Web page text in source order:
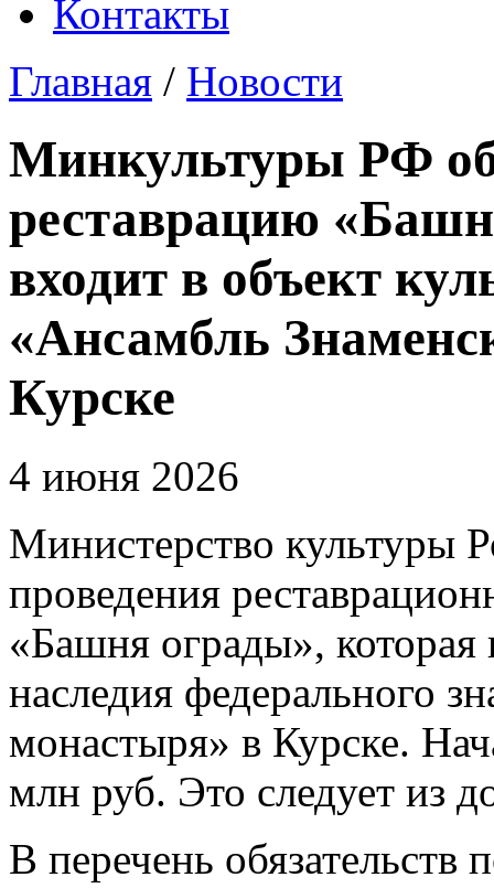
Контакты
Главная / Новости
Минкультуры РФ
реставрацию
входит в объект
«Ансамбль
Курске
4 июня 2026
Министерство культуры
проведения
«Башня ограды», которая
наследия федерального
монастыря» в Курске.
млн руб. Это следует из
В перечень обязательств